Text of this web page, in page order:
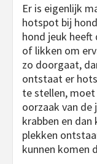
Er is eigenlijk
hotspot bij
hond jeuk
of likken om
zo doorgaat,
ontstaat er
te stellen,
oorzaak van de
krabben en dan
plekken
kunnen komen